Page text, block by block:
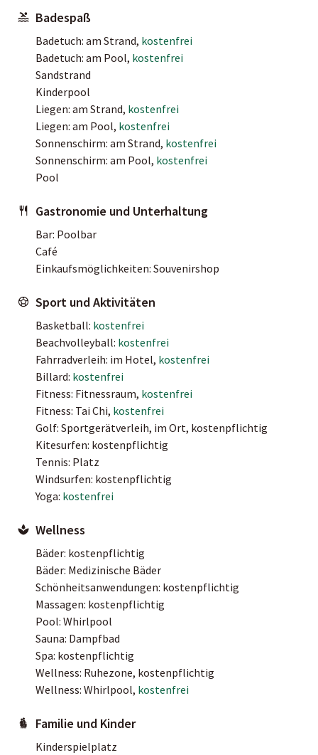
Badespaß
Badetuch: am Strand, kostenfrei
Badetuch: am Pool, kostenfrei
Sandstrand
Kinderpool
Liegen: am Strand, kostenfrei
Liegen: am Pool, kostenfrei
Sonnenschirm: am Strand, kostenfrei
Sonnenschirm: am Pool, kostenfrei
Pool
Gastronomie und Unterhaltung
Bar: Poolbar
Café
Einkaufsmöglichkeiten: Souvenirshop
Sport und Aktivitäten
Basketball: kostenfrei
Beachvolleyball: kostenfrei
Fahrradverleih: im Hotel, kostenfrei
Billard: kostenfrei
Fitness: Fitnessraum, kostenfrei
Fitness: Tai Chi, kostenfrei
Golf: Sportgerätverleih, im Ort, kostenpflichtig
Kitesurfen: kostenpflichtig
Tennis: Platz
Windsurfen: kostenpflichtig
Yoga: kostenfrei
Wellness
Bäder: kostenpflichtig
Bäder: Medizinische Bäder
Schönheitsanwendungen: kostenpflichtig
Massagen: kostenpflichtig
Pool: Whirlpool
Sauna: Dampfbad
Spa: kostenpflichtig
Wellness: Ruhezone, kostenpflichtig
Wellness: Whirlpool, kostenfrei
Familie und Kinder
Kinderspielplatz